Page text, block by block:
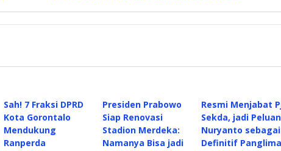
Sah! 7 Fraksi DPRD
Kota Gorontalo
Mendukung
Ranperda
Presiden Prabowo
Siap Renovasi
Stadion Merdeka:
Namanya Bisa jadi
Resmi Menjabat
Sekda, jadi
Nuryanto sebagai
Definitif Panglima